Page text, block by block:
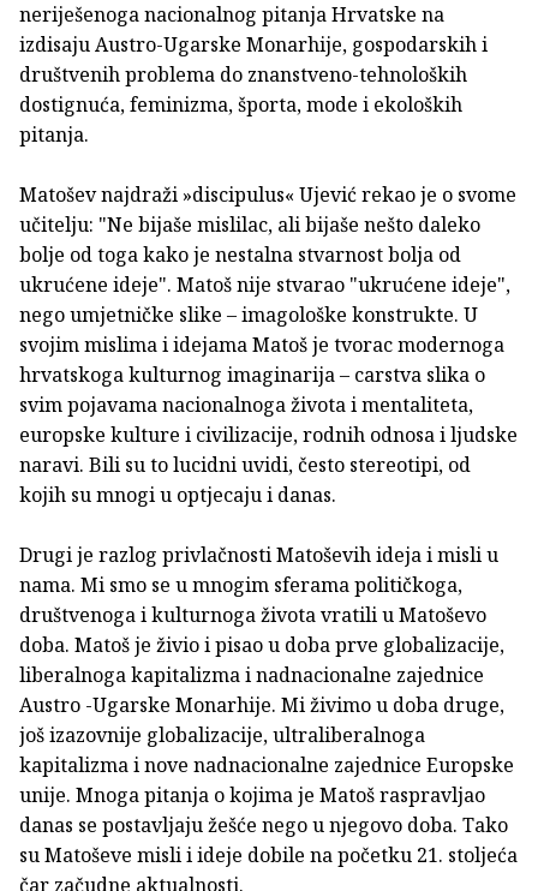
neriješenoga nacionalnog pitanja Hrvatske na
izdisaju Austro-Ugarske Monarhije, gospodarskih i
društvenih problema do znanstveno-tehnoloških
dostignuća, feminizma, športa, mode i ekoloških
pitanja.
Matošev najdraži »discipulus« Ujević rekao je o svome
učitelju: "Ne bijaše mislilac, ali bijaše nešto daleko
bolje od toga kako je nestalna stvarnost bolja od
ukrućene ideje". Matoš nije stvarao "ukrućene ideje",
nego umjetničke slike – imagološke konstrukte. U
svojim mislima i idejama Matoš je tvorac modernoga
hrvatskoga kulturnog imaginarija – carstva slika o
svim pojavama nacionalnoga života i mentaliteta,
europske kulture i civilizacije, rodnih odnosa i ljudske
naravi. Bili su to lucidni uvidi, često stereotipi, od
kojih su mnogi u optjecaju i danas.
Drugi je razlog privlačnosti Matoševih ideja i misli u
nama. Mi smo se u mnogim sferama političkoga,
društvenoga i kulturnoga života vratili u Matoševo
doba. Matoš je živio i pisao u doba prve globalizacije,
liberalnoga kapitalizma i nadnacionalne zajednice
Austro -Ugarske Monarhije. Mi živimo u doba druge,
još izazovnije globalizacije, ultraliberalnoga
kapitalizma i nove nadnacionalne zajednice Europske
unije. Mnoga pitanja o kojima je Matoš raspravljao
danas se postavljaju žešće nego u njegovo doba. Tako
su Matoševe misli i ideje dobile na početku 21. stoljeća
čar začudne aktualnosti.